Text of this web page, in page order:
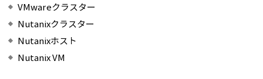
VMwareクラスター
Nutanixクラスター
Nutanixホスト
Nutanix VM